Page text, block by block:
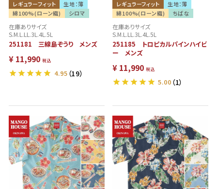
レギュラーフィット
生地：薄
綿100%(ローン織)
シロマ
在庫ありサイズ
S.M.L.LL.3L.4L.5L
251181 三線島ぞうり メンズ
¥ 11,990 税込
4.95 （19）
レギュラーフィット
生地：薄
綿100%(ローン織)
ちばな
在庫ありサイズ
S.M.L.LL.3L.4L.5L
251185 トロピカルパインハイビ
ー メンズ
¥ 11,990 税込
5.00 （1）